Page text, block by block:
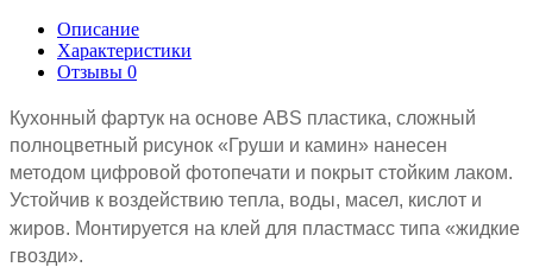
Описание
Характеристики
Отзывы 0
Кухонный фартук на основе ABS пластика, сложный
полноцветный рисунок «Груши и камин» нанесен
методом цифровой фотопечати и покрыт стойким лаком.
Устойчив к воздействию тепла, воды, масел, кислот и
жиров. Монтируется на клей для пластмасс типа «жидкие
гвозди».